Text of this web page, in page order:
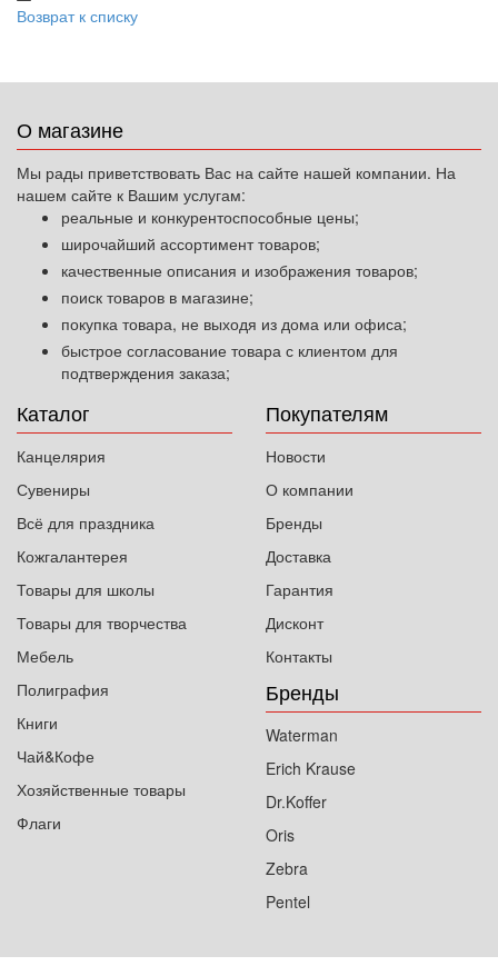
Возврат к списку
О магазине
Мы рады приветствовать Вас на сайте нашей компании. На
нашем сайте к Вашим услугам:
реальные и конкурентоспособные цены;
широчайший ассортимент товаров;
качественные описания и изображения товаров;
поиск товаров в магазине;
покупка товара, не выходя из дома или офиса;
быстрое согласование товара с клиентом для
подтверждения заказа;
Каталог
Канцелярия
Сувениры
Всё для праздника
Кожгалантерея
Товары для школы
Товары для творчества
Мебель
Полиграфия
Книги
Чай&Кофе
Хозяйственные товары
Флаги
Покупателям
Новости
О компании
Бренды
Доставка
Гарантия
Дисконт
Контакты
Бренды
Waterman
Erich Krause
Dr.Koffer
Oris
Zebra
Pentel